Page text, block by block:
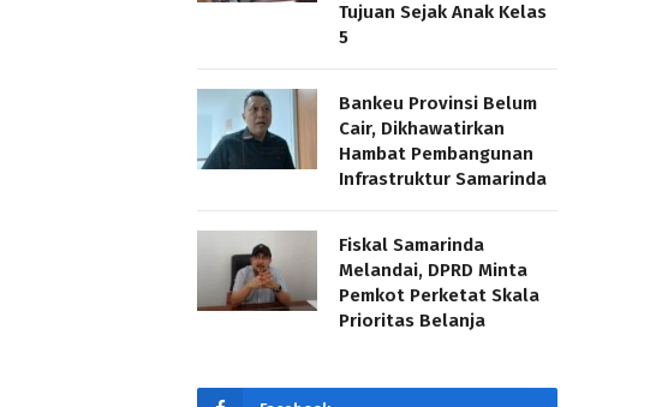
Tujuan Sejak Anak Kelas
5
Bankeu Provinsi Belum
Cair, Dikhawatirkan
Hambat Pembangunan
Infrastruktur Samarinda
Fiskal Samarinda
Melandai, DPRD Minta
Pemkot Perketat Skala
Prioritas Belanja